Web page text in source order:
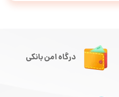
درگاه امن بانکی